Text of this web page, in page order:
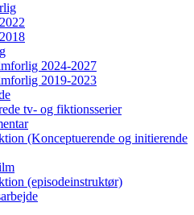
2024-2027
2019-2023
tv- og fiktionsserier
(Konceptuerende og initierende
(episodeinstruktør)